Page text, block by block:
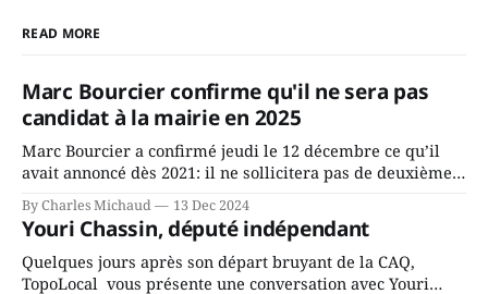
READ MORE
Marc Bourcier confirme qu'il ne sera pas
candidat à la mairie en 2025
Marc Bourcier a confirmé jeudi le 12 décembre ce qu’il
avait annoncé dès 2021: il ne sollicitera pas de deuxième
mandat à titre de maire de Saint-Jérôme. Bourcier en a
fait l’annonce en s’adressant aux employés de la ville,
rassemblés en soirée pour leur traditionnel souper
By Charles Michaud 13 Dec 2024
Youri Chassin, député indépendant
Quelques jours après son départ bruyant de la CAQ,
TopoLocal vous présente une conversation avec Youri